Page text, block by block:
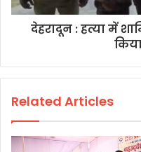
देहरादून : हत्या में
Related Articles